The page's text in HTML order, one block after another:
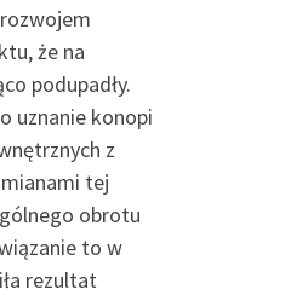
że na
podupadły.
uznanie konopi
z
tej
obrotu
to w
rezultat